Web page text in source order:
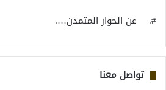
#. عن الحوار المتمدن….
تواصل معنا